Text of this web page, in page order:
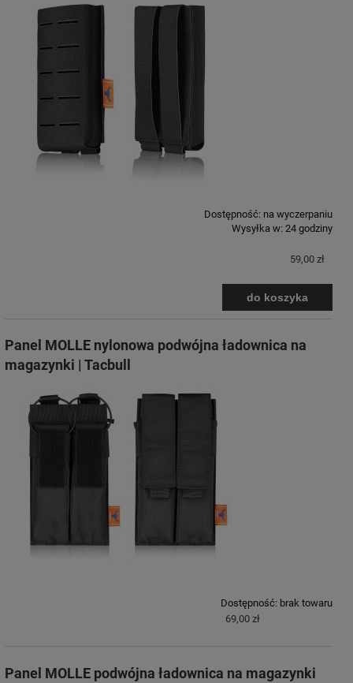
Dostępność: na wyczerpaniu
Wysyłka w: 24 godziny
59,00 zł
do koszyka
Panel MOLLE nylonowa podwójna ładownica na
magazynki | Tacbull
Dostępność: brak towaru
69,00 zł
Panel MOLLE podwójna ładownica na magazynki